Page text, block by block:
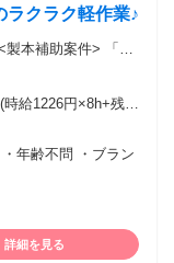
ラクラク軽作業♪
詳細を見る